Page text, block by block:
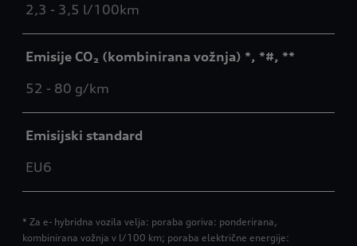
2,3 - 3,5 l/100km
Emisije CO₂ (kombinirana vožnja) *, *#, **
52 - 80 g/km
Emisijski standard
EU6
* Za e- hybridna vozila velja: poraba goriva: ponderirana,
kombinirana vožnja v l/100 km; poraba električne energije: